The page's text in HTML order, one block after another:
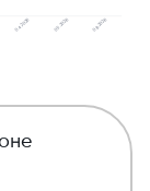
04.2026 05.2026 08.2026